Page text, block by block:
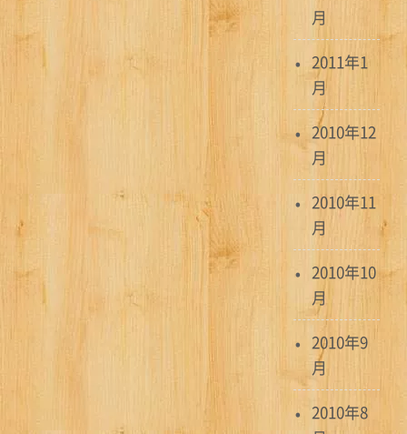
月
2011年1
月
2010年12
月
2010年11
月
2010年10
月
2010年9
月
2010年8